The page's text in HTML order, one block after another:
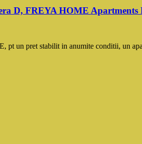
D, FREYA HOME
un pret stabilit in anumite conditii, un